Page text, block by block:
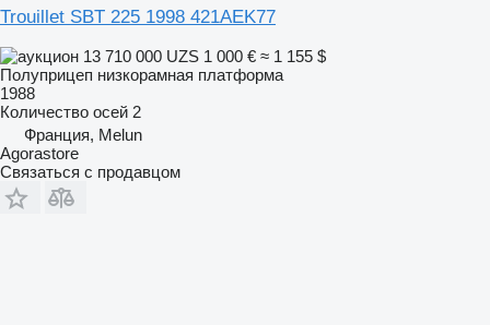
Trouillet SBT 225 1998 421AEK77
13 710 000 UZS 1 000 € ≈ 1 155 $
Полуприцеп низкорамная платформа
1988
Количество осей 2
Франция, Melun
Agorastore
Связаться с продавцом